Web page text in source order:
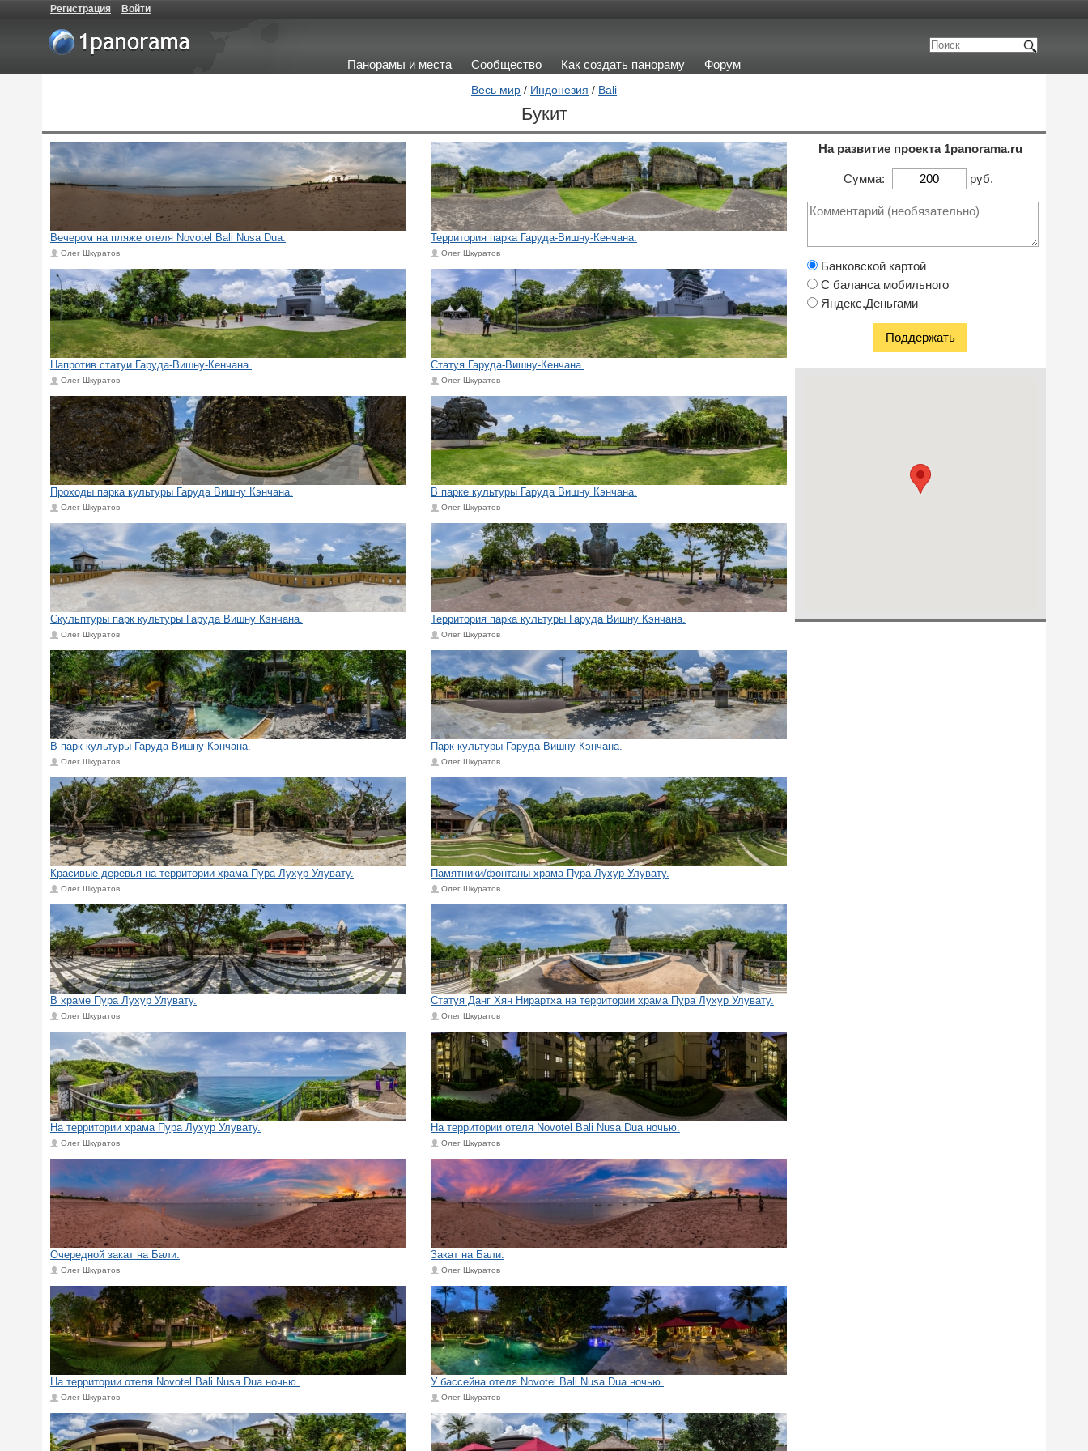
Регистрация Войти
Панорамы и места Сообщество Как создать панораму Форум
Весь мир / Индонезия / Bali
Букит
Вечером на пляже отеля Novotel Bali Nusa Dua.
Олег Шкуратов
Территория парка Гаруда-Вишну-Кенчана.
Олег Шкуратов
Напротив статуи Гаруда-Вишну-Кенчана.
Олег Шкуратов
Статуя Гаруда-Вишну-Кенчана.
Олег Шкуратов
Проходы парка культуры Гаруда Вишну Кэнчана.
Олег Шкуратов
В парке культуры Гаруда Вишну Кэнчана.
Олег Шкуратов
Скульптуры парк культуры Гаруда Вишну Кэнчана.
Олег Шкуратов
Территория парка культуры Гаруда Вишну Кэнчана.
Олег Шкуратов
В парк культуры Гаруда Вишну Кэнчана.
Олег Шкуратов
Парк культуры Гаруда Вишну Кэнчана.
Олег Шкуратов
Красивые деревья на территории храма Пура Лухур Улувату.
Олег Шкуратов
Памятники/фонтаны храма Пура Лухур Улувату.
Олег Шкуратов
В храме Пура Лухур Улувату.
Олег Шкуратов
Статуя Данг Хян Нирартха на территории храма Пура Лухур Улувату.
Олег Шкуратов
На территории храма Пура Лухур Улувату.
Олег Шкуратов
На территории отеля Novotel Bali Nusa Dua ночью.
Олег Шкуратов
Очередной закат на Бали.
Олег Шкуратов
Закат на Бали.
Олег Шкуратов
На территории отеля Novotel Bali Nusa Dua ночью.
Олег Шкуратов
У бассейна отеля Novotel Bali Nusa Dua ночью.
Олег Шкуратов
На развитие проекта 1panorama.ru
Сумма: руб.
Банковской картой
С баланса мобильного
Яндекс.Деньгами